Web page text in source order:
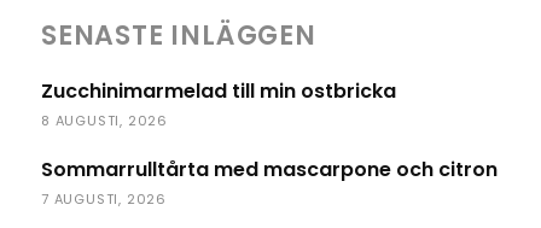
SENASTE INLÄGGEN
Zucchinimarmelad till min ostbricka
8 AUGUSTI, 2026
Sommarrulltårta med mascarpone och citron
7 AUGUSTI, 2026